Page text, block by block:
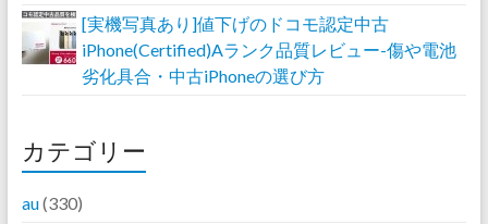
[実機写真あり]値下げのドコモ認定中古
iPhone(Certified)Aランク品質レビュー-傷や電池
劣化具合・中古iPhoneの選び方
カテゴリー
au(330)